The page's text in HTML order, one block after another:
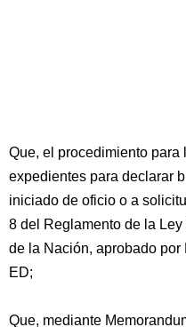
Que, el procedimiento para
expedientes para declarar
iniciado de oficio o a
8 del Reglamento de la
de la Nación, aprobado por
ED;
Que, mediante